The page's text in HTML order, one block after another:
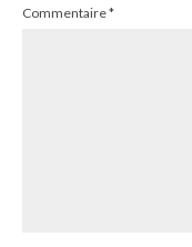
Commentaire*